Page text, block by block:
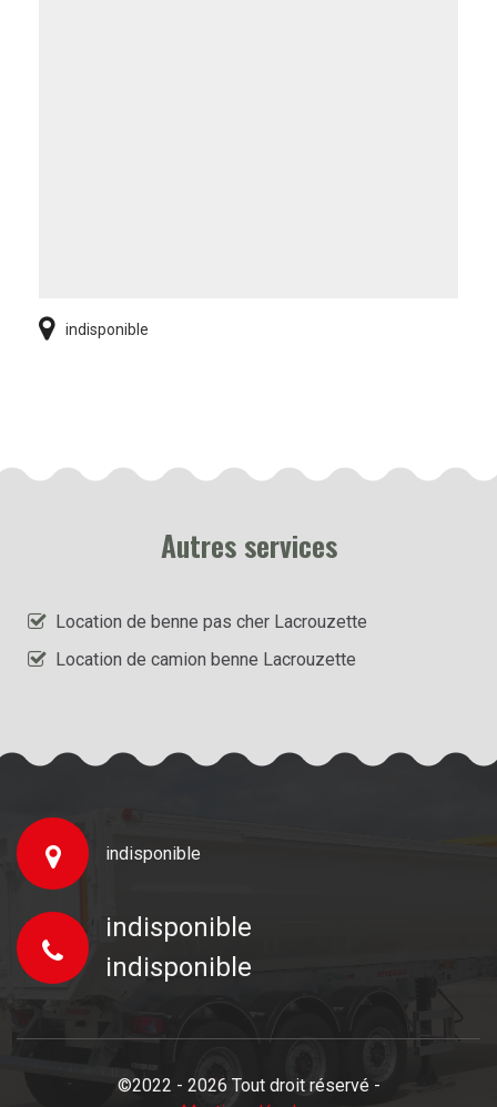
indisponible
Autres services
Location de benne pas cher Lacrouzette
Location de camion benne Lacrouzette
indisponible
indisponible
indisponible
©2022 - 2026 Tout droit réservé -